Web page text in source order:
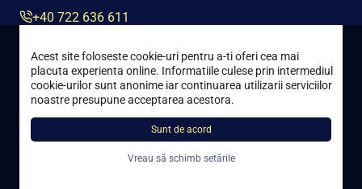
+40 722 636 611
contact@special-plus.ro
Toate drepturile rezervate © 2021 – 2026 Special Plus
Acest site foloseste cookie-uri pentru a-ti oferi cea mai
placuta experienta online. Informatiile culese prin intermediul
cookie-urilor sunt anonime iar continuarea utilizarii serviciilor
noastre presupune acceptarea acestora.
Sunt de acord
Vreau să schimb setările